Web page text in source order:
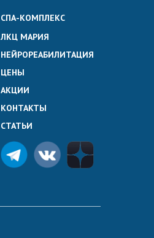
СПА-КОМПЛЕКС
ЛКЦ МАРИЯ
НЕЙРОРЕАБИЛИТАЦИЯ
ЦЕНЫ
АКЦИИ
КОНТАКТЫ
СТАТЬИ